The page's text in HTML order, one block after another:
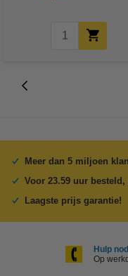
Meer dan 5 miljoen
Voor 23.59 uur
Laagste prijs garantie!
Hulp
Op